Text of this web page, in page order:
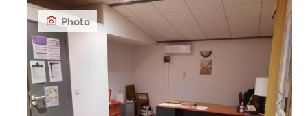
Photo